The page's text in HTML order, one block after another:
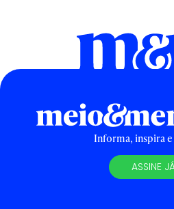
Informa, inspira
ASSINE